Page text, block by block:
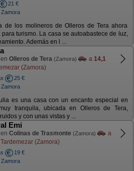
21 €
de los molineros de Olleros de Tera ahora
para turismo. La casa se autoabastece de luz,
Además en l ...
Olleros de Tera (Zamora) a 14,1
(Zamora)
25 €
es una casa con un encanto especial en
tranquila, ubicada en Olleros de Tera,
y con unas vistas y ...
Emi
Colinas de Trasmonte (Zamora)
a
(Zamora)
19 €